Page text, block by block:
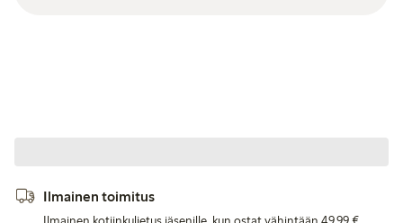
Ilmainen toimitus